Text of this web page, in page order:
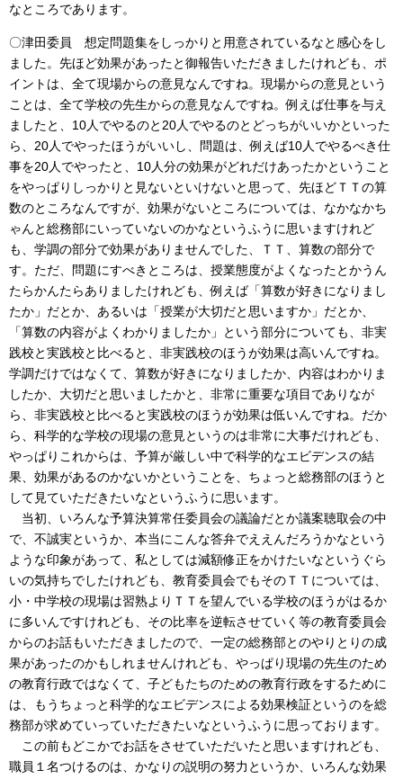
なところであります。
〇津田委員 想定問題集をしっかりと用意されているなと感心をし
ました。先ほど効果があったと御報告いただきましたけれども、ポ
イントは、全て現場からの意見なんですね。現場からの意見という
ことは、全て学校の先生からの意見なんですね。例えば仕事を与え
ましたと、10人でやるのと20人でやるのとどっちがいいかといった
ら、20人でやったほうがいいし、問題は、例えば10人でやるべき仕
事を20人でやったと、10人分の効果がどれだけあったかということ
をやっぱりしっかりと見ないといけないと思って、先ほどＴＴの算
数のところなんですが、効果がないところについては、なかなかち
ゃんと総務部にいっていないのかなというふうに思いますけれど
も、学調の部分で効果がありませんでした、ＴＴ、算数の部分で
す。ただ、問題にすべきところは、授業態度がよくなったとかうん
たらかんたらありましたけれども、例えば「算数が好きになりまし
たか」だとか、あるいは「授業が大切だと思いますか」だとか、
「算数の内容がよくわかりましたか」という部分についても、非実
践校と実践校と比べると、非実践校のほうが効果は高いんですね。
学調だけではなくて、算数が好きになりましたか、内容はわかりま
したか、大切だと思いましたかと、非常に重要な項目でありなが
ら、非実践校と比べると実践校のほうが効果は低いんですね。だか
ら、科学的な学校の現場の意見というのは非常に大事だけれども、
やっぱりこれからは、予算が厳しい中で科学的なエビデンスの結
果、効果があるのかないかということを、ちょっと総務部のほうと
して見ていただきたいなというふうに思います。
当初、いろんな予算決算常任委員会の議論だとか議案聴取会の中
で、不誠実というか、本当にこんな答弁でええんだろうかなという
ような印象があって、私としては減額修正をかけたいなというぐら
いの気持ちでしたけれども、教育委員会でもそのＴＴについては、
小・中学校の現場は習熟よりＴＴを望んでいる学校のほうがはるか
に多いんですけれども、その比率を逆転させていく等の教育委員会
からのお話もいただきましたので、一定の総務部とのやりとりの成
果があったのかもしれませんけれども、やっぱり現場の先生のため
の教育行政ではなくて、子どもたちのための教育行政をするために
は、もうちょっと科学的なエビデンスによる効果検証というのを総
務部が求めていっていただきたいなというふうに思っております。
この前もどこかでお話をさせていただいたと思いますけれども、
職員１名つけるのは、かなりの説明の努力というか、いろんな効果